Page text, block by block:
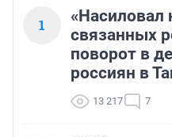
1
«Насиловал
связанных
поворот в
россиян в
13 217 7